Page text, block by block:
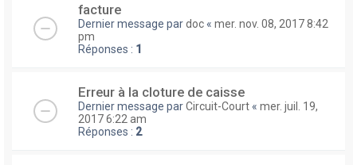
facture
Dernier message pardoc « mer. nov. 08, 2017 8:42
pm
Réponses : 1
Erreur à la cloture de caisse
Dernier message parCircuit-Court « mer. juil. 19,
2017 6:22 am
Réponses : 2